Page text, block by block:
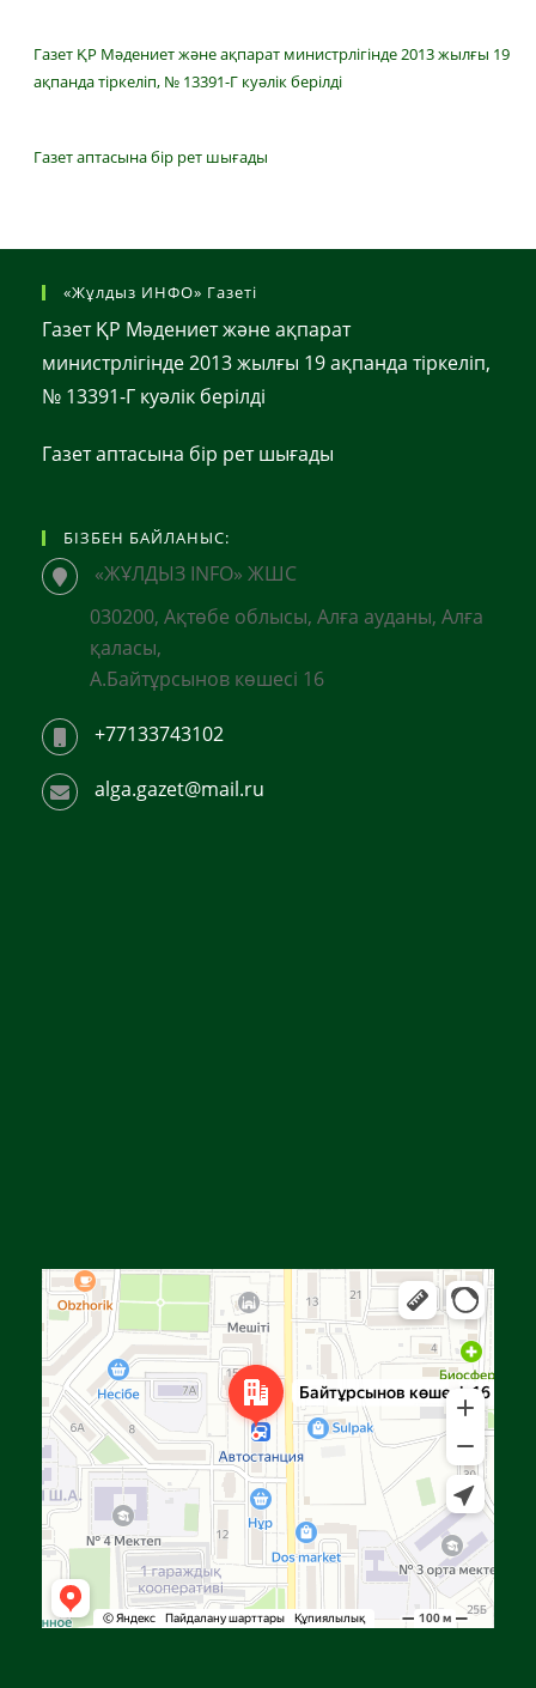
Газет ҚР Мәдениет және ақпарат министрлігінде 2013 жылғы 19
ақпанда тіркеліп, № 13391-Г куәлік берілді
Газет аптасына бір рет шығады
«Жұлдыз ИНФО» Газеті
Газет ҚР Мәдениет және ақпарат
министрлігінде 2013 жылғы 19 ақпанда тіркеліп,
№ 13391-Г куәлік берілді
Газет аптасына бір рет шығады
БІЗБЕН БАЙЛАНЫС:
«ЖҰЛДЫЗ INFO» ЖШС
030200, Ақтөбе облысы, Алға ауданы, Алға
қаласы,
А.Байтұрсынов көшесі 16
+77133743102
alga.gazet@mail.ru
Яндекс Карталар — көлік, навигация, орындарды іздеу